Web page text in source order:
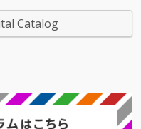
Catalog